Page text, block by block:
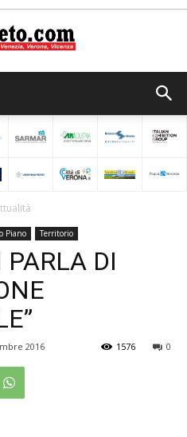
del
Veneto
Piano Territorio
DI
2016 0
1576